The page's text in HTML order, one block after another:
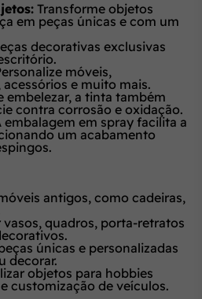
Transforme objetos
em peças únicas e com um
decorativas exclusivas
móveis,
e muito mais.
embelezar, a tinta também
contra corrosão e oxidação.
embalagem em spray facilita a
um acabamento
antigos, como cadeiras,
vasos, quadros, porta-retratos
únicas e personalizadas
decorar.
objetos para hobbies
customização de veículos.